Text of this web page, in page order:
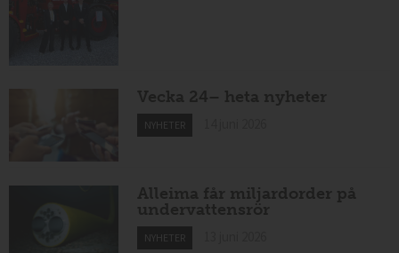
Vecka 24– heta nyheter
NYHETER
Alleima får miljardorder på
undervattensrör
NYHETER